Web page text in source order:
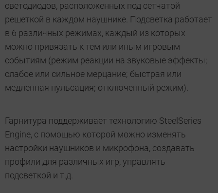
светодиодов, расположенных под сетчатой
решеткой в каждом наушнике. Подсветка работает
в 6 различных режимах, каждый из которых
можно привязать к тем или иным игровым
событиям (режим реакции на звуковые эффекты;
слабое или сильное мерцание; быстрая или
медленная пульсация; отключенный режим).
Гарнитура поддерживает технологию SteelSeries
Engine, с помощью которой можно изменять
настройки наушников и микрофона, создавать
профили для различных игр, управлять
подсветкой и т.д.